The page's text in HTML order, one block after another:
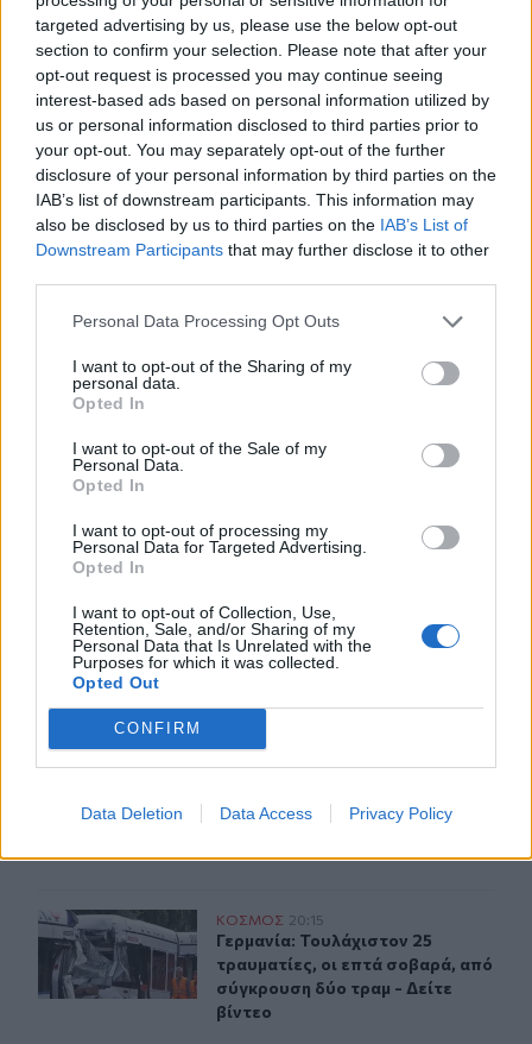
targeted advertising by us, please use the below opt-out
section to confirm your selection. Please note that after your
opt-out request is processed you may continue seeing
interest-based ads based on personal information utilized by
us or personal information disclosed to third parties prior to
your opt-out. You may separately opt-out of the further
disclosure of your personal information by third parties on the
IAB’s list of downstream participants. This information may
also be disclosed by us to third parties on the IAB’s List of
Downstream Participants that may further disclose it to other
Personal Data Processing Opt Outs
I want to opt-out of the Sharing of my
personal data.
Opted In
I want to opt-out of the Sale of my
Personal Data.
Opted In
I want to opt-out of processing my
Personal Data for Targeted Advertising.
Opted In
I want to opt-out of Collection, Use,
Retention, Sale, and/or Sharing of my
Personal Data that Is Unrelated with the
Purposes for which it was collected.
Opted Out
CONFIRM
Data Deletion Data Access Privacy Policy
το Σάββατο (08-08)
Ευρωπαϊκή διάκριση για το Πανεπιστήμιο Κρήτης:
Χρηματοδότηση 1,5 εκατ. ευρώ για την Τεχνητή
Νοημοσύνη
Υψηλός κίνδυνος πυρκαγιάς την Παρασκευή στην Κρήτη
CrediaBank: Οικονομικά Αποτελέσματα A ’Εξαμήνου
2026 - Υψηλοί ρυθμοί ανάπτυξης και νέα ρεκόρ
Αγωνία για την 20χρονη Ραφαέλα: Από το ΠΑΓΝΗ στην
Αθήνα η φοιτήτρια που τραυματίστηκε σε τροχαίο στο
ΠΕΡΙΣΣΟΤΕΡΑ
ΣΧΕΤΙΚA AΡΘΡΑ
Νορβηγία: Μυστηριώδεις θάνατοι ταράνδων
ΚΟΣΜΟΣ 20:42
θάνατοι ταράνδων δημιουργούν
Γερμανία: Τουλάχιστον 25 τραυματίες, οι επτά
ΚΟΣΜΟΣ 20:15
Γερμανία: Τουλάχιστον 25
Γερμανία: Τουλάχιστον 25
τραυματίες, οι επτά σοβαρά, από
σύγκρουση δύο τραμ - Δείτε
βίντεο